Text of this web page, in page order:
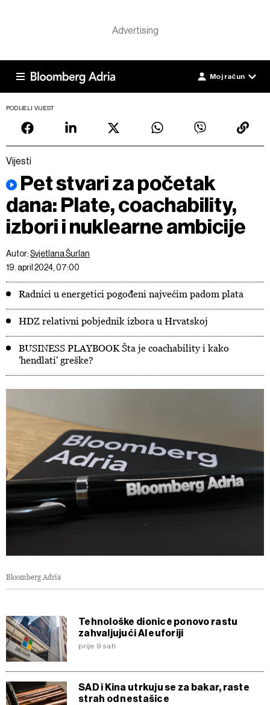
Moj račun
PODIJELI VIJEST
Vijesti
Pet stvari za početak
dana: Plate, coachability,
izbori i nuklearne ambicije
Autor:Svjetlana Šurlan
19. april 2024, 07:00
Radnici u energetici pogođeni najvećim padom plata
HDZ relativni pobjednik izbora u Hrvatskoj
BUSINESS PLAYBOOK Šta je coachability i kako
'hendlati' greške?
Bloomberg Adria
Tehnološke dionice ponovo rastu
zahvaljujući AI euforiji
prije 9 sati
SAD i Kina utrkuju se za bakar, raste
strah od nestašice